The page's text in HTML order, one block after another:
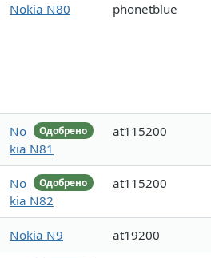
Nokia N80 phonetblue
Одобрено
No
kia N81
at115200
Одобрено
No
kia N82
at115200
Nokia N9 at19200